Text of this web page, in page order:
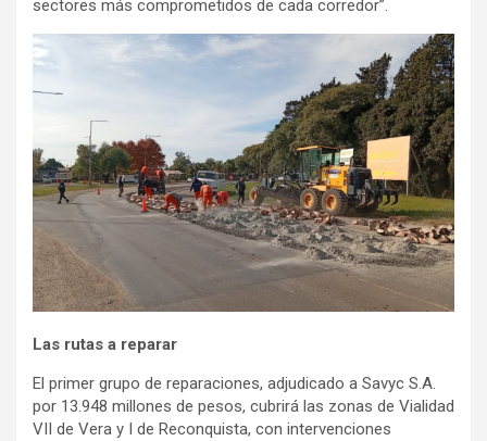
sectores más comprometidos de cada corredor”.
Las rutas a reparar
El primer grupo de reparaciones, adjudicado a Savyc S.A.
por 13.948 millones de pesos, cubrirá las zonas de Vialidad
VII de Vera y I de Reconquista, con intervenciones